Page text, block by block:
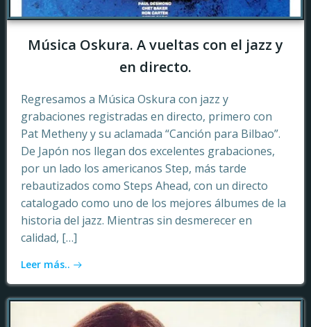
Música Oskura. A vueltas con el jazz y
en directo.
Regresamos a Música Oskura con jazz y
grabaciones registradas en directo, primero con
Pat Metheny y su aclamada “Canción para Bilbao”.
De Japón nos llegan dos excelentes grabaciones,
por un lado los americanos Step, más tarde
rebautizados como Steps Ahead, con un directo
catalogado como uno de los mejores álbumes de la
historia del jazz. Mientras sin desmerecer en
calidad, […]
Leer más..